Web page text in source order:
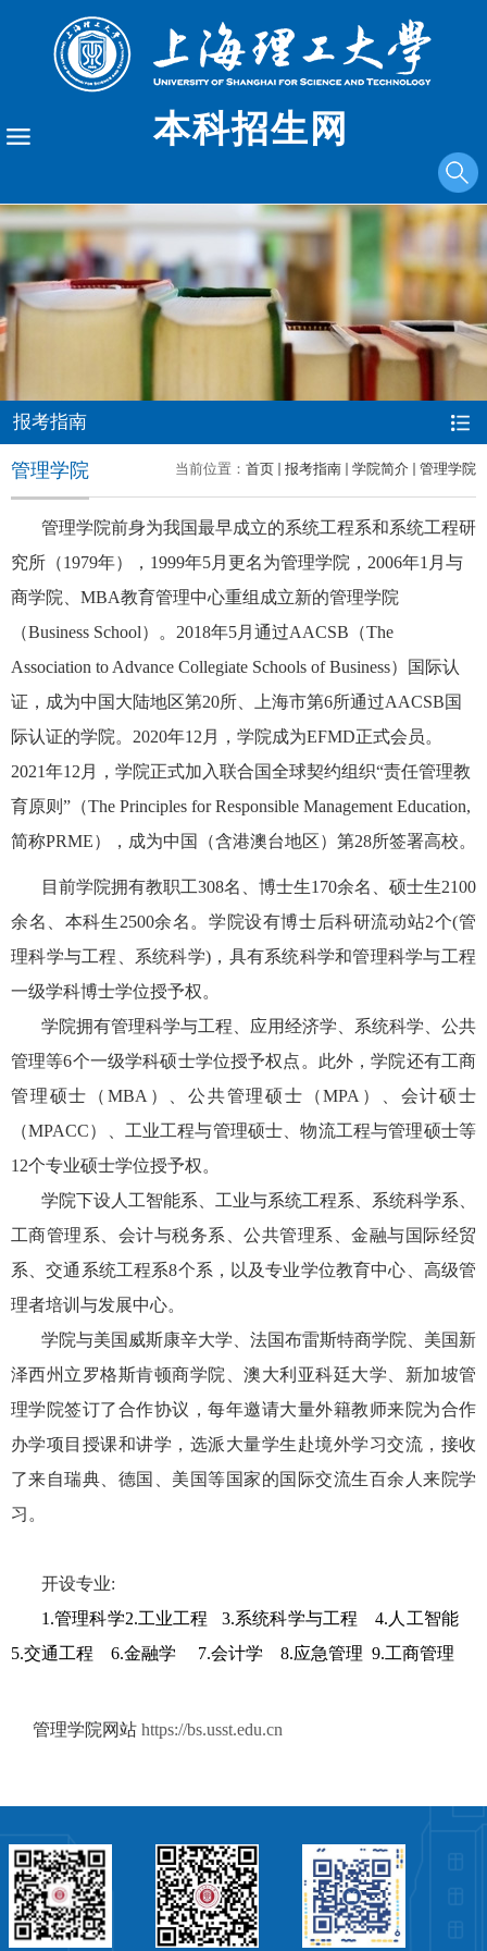
本科招生网
报考指南
当前位置： 首页 报考指南 学院简介 管理学院
管理学院
管理学院前身为我国最早成立的系统工程系和系统工程研
究所（1979年）， 1999年5月更名为管理学院， 2006年1 月与
商学院、 MBA教育管理中心重组成立新的管理学院
（Business School）。 2018年5月通过AACSB （The
Association to Advance Collegiate Schools of Business）国际认
证，成为中国大陆地区第20所、上海市第6所通过AACSB国
际认证的学院。 2020年12 月，学院成为EFMD正式会员。
2021年12 月，学院正式加入联合国全球契约组织“责任管理教
育原则 ” （The Principles for Responsible Management Education,
简称PRME），成为中国（含港澳台地区）第28所签署高校。
目前学院拥有教职工308名、博士生170余名、硕士生2100
余名、本科生2500余名。学院设有博士后科研流动站2个(管
理科学与工程、系统科学)，具有系统科学和管理科学与工程
一级学科博士学位授予权。
学院拥有管理科学与工程、应用经济学、系统科学、公共
管理等6个一级学科硕士学位授予权点。此外，学院还有工商
管理硕士（ MBA ）、公共管理硕士（MPA ）、会计硕士
（MPACC）、工业工程与管理硕士、物流工程与管理硕士等
12个专业硕士学位授予权。
学院下设人工智能系、工业与系统工程系、系统科学系、
工商管理系、会计与税务系、公共管理系、金融与国际经贸
系、交通系统工程系8个系，以及专业学位教育中心、高级管
理者培训与发展中心。
学院与美国威斯康辛大学、法国布雷斯特商学院、美国新
泽西州立罗格斯肯顿商学院、澳大利亚科廷大学、新加坡管
理学院签订了合作协议，每年邀请大量外籍教师来院为合作
办学项目授课和讲学，选派大量学生赴境外学习交流，接收
了来自瑞典、德国、美国等国家的国际交流生百余人来院学
习。
开设专业:
1.管理科学2.工业工程 3.系统科学与工程4. 人工智能
5.交通工程 6.金融学 7.会计学 8.应急管理 9.工商管理
管理学院网站 https://bs.usst.edu.cn